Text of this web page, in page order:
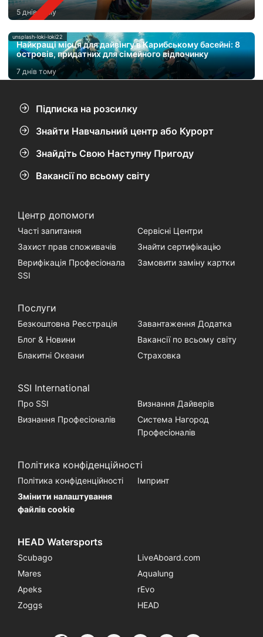
5 днів тому
unsplash-loki-loki22
Найкращі місця для дайвінгу в Карибському басейні: 8
островів, придатних для сімейного відпочинку
7 днів тому
Підписка на розсилку
Знайти Навчальний центр або Курорт
Знайдіть Свою Наступну Пригоду
Вакансії по всьому світу
Центр допомоги
Часті запитання
Сервісні Центри
Захист прав споживачів
Знайти сертифікацію
Верифікація Професіонала
SSI
Замовити заміну картки
Послуги
Безкоштовна Реєстрація
Завантаження Додатка
Блог & Новини
Вакансії по всьому світу
Блакитні Океани
Страховка
SSI International
Про SSI
Визнання Дайверів
Визнання Професіоналів
Система Нагород
Професіоналів
Політика конфіденційності
Політика конфіденційності
Імпринт
Змінити налаштування
файлів cookie
HEAD Watersports
Scubago
LiveAboard.com
Mares
Aqualung
Apeks
rEvo
Zoggs
HEAD